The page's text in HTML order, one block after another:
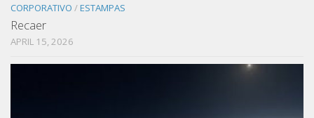
CORPORATIVO /ESTAMPAS
Recaer
APRIL 15, 2026